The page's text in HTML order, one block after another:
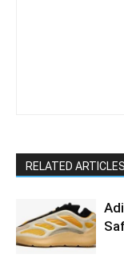
RELATED ARTICLES